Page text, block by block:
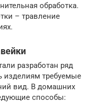
обработка.
– травление
разработан ряд
изделиям требуемые
вид. В домашних
способы: